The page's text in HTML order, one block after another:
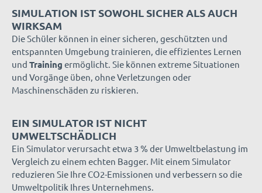
SIMULATION IST SOWOHL SICHER ALS AUCH
WIRKSAM
Die Schüler können in einer sicheren, geschützten und
entspannten Umgebung trainieren, die effizientes Lernen
und Training ermöglicht. Sie können extreme Situationen
und Vorgänge üben, ohne Verletzungen oder
Maschinenschäden zu riskieren.
EIN SIMULATOR IST NICHT
UMWELTSCHÄDLICH
Ein Simulator verursacht etwa 3 % der Umweltbelastung im
Vergleich zu einem echten Bagger. Mit einem Simulator
reduzieren Sie Ihre CO2-Emissionen und verbessern so die
Umweltpolitik Ihres Unternehmens.